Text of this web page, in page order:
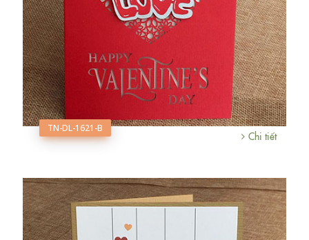
TN-DL-1621-B
Chi tiết